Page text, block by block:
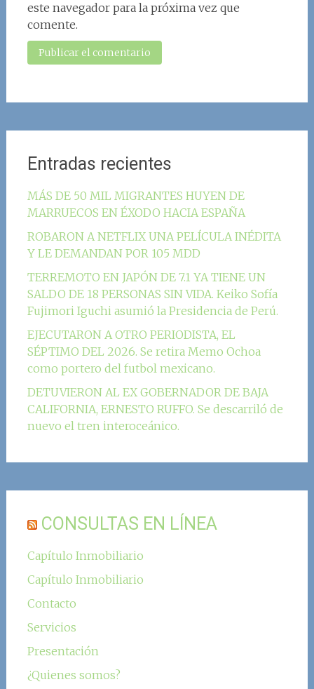
este navegador para la próxima vez que
comente.
Entradas recientes
MÁS DE 50 MIL MIGRANTES HUYEN DE
MARRUECOS EN ÉXODO HACIA ESPAÑA
ROBARON A NETFLIX UNA PELÍCULA INÉDITA
Y LE DEMANDAN POR 105 MDD
TERREMOTO EN JAPÓN DE 7.1 YA TIENE UN
SALDO DE 18 PERSONAS SIN VIDA. Keiko Sofía
Fujimori Iguchi asumió la Presidencia de Perú.
EJECUTARON A OTRO PERIODISTA, EL
SÉPTIMO DEL 2026. Se retira Memo Ochoa
como portero del futbol mexicano.
DETUVIERON AL EX GOBERNADOR DE BAJA
CALIFORNIA, ERNESTO RUFFO. Se descarriló de
nuevo el tren interoceánico.
CONSULTAS EN LÍNEA
Capítulo Inmobiliario
Capítulo Inmobiliario
Contacto
Servicios
Presentación
¿Quienes somos?